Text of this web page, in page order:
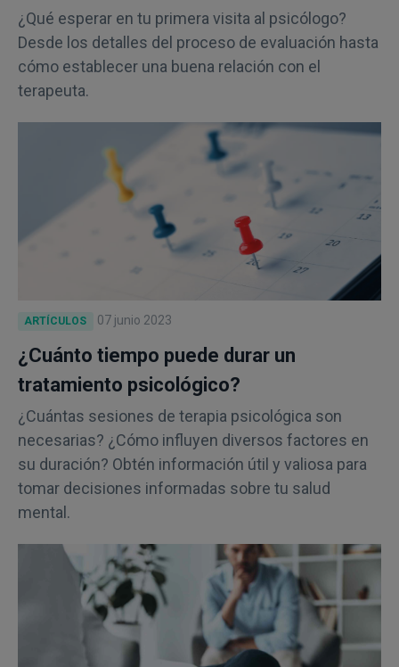
¿Qué esperar en tu primera visita al psicólogo?
Desde los detalles del proceso de evaluación hasta
cómo establecer una buena relación con el
terapeuta.
ARTÍCULOS 07 junio 2023
¿Cuánto tiempo puede durar un
tratamiento psicológico?
¿Cuántas sesiones de terapia psicológica son
necesarias? ¿Cómo influyen diversos factores en
su duración? Obtén información útil y valiosa para
tomar decisiones informadas sobre tu salud
mental.